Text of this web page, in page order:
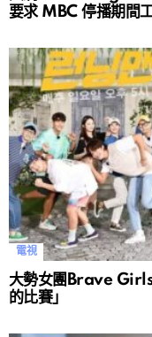
要求 MBC 停播期間
電視
大勢女團Brave
的比賽」